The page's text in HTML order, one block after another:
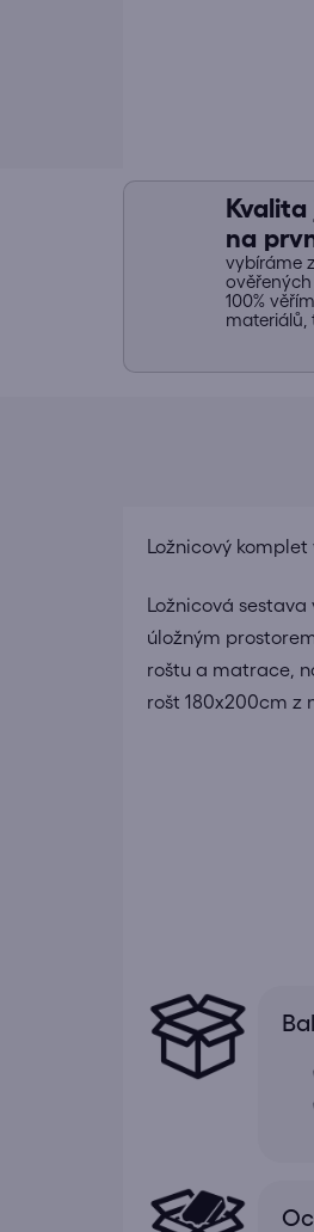
Kvalita
na
vybíráme
100%
materiálů,
Ložnicový
Ložnicová
úložným
roštu a matrace,
rošt 180x200cm z